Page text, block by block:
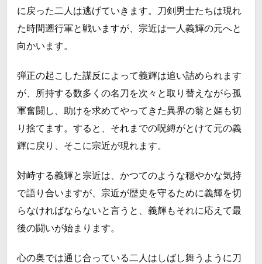
に戻った二人は逃げていきます。刀剣男士たちは現れ
た時間遡行軍と戦いますが、宗近は一人義輝の元へと
向かいます。
弾正の起こした謀反によって義輝は追い詰められます
が、所持する数多くの名刀を次々と取り替えながら孤
軍奮闘し、助けを求めてやってきた異界の翁と嫗も切
り捨てます。すると、それまでの呪縛がとけて元の義
輝に戻り、そこに宗近が現れます。
対峙する義輝と宗近は、かつてのような穏やかな気持
で語り合いますが、宗近が歴史を守るために義輝を切
らなければならないと言うと、義輝もそれに応えて最
後の闘いが始まります。
心の奥では通じ合っている二人はしばし舞うように刀